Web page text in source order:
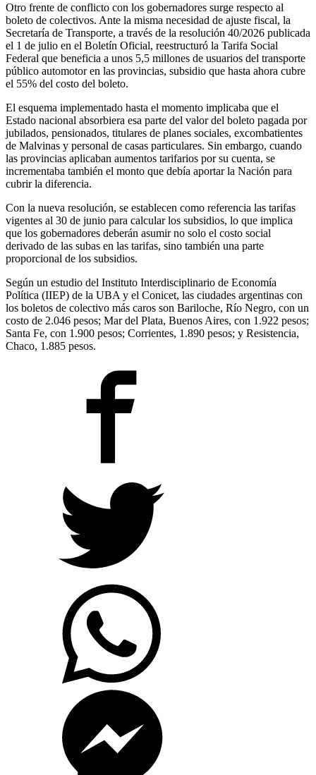
Otro frente de conflicto con los gobernadores surge respecto al
boleto de colectivos. Ante la misma necesidad de ajuste fiscal, la
Secretaría de Transporte, a través de la resolución 40/2026 publicada
el 1 de julio en el Boletín Oficial, reestructuró la Tarifa Social
Federal que beneficia a unos 5,5 millones de usuarios del transporte
público automotor en las provincias, subsidio que hasta ahora cubre
el 55% del costo del boleto.
El esquema implementado hasta el momento implicaba que el
Estado nacional absorbiera esa parte del valor del boleto pagada por
jubilados, pensionados, titulares de planes sociales, excombatientes
de Malvinas y personal de casas particulares. Sin embargo, cuando
las provincias aplicaban aumentos tarifarios por su cuenta, se
incrementaba también el monto que debía aportar la Nación para
cubrir la diferencia.
Con la nueva resolución, se establecen como referencia las tarifas
vigentes al 30 de junio para calcular los subsidios, lo que implica
que los gobernadores deberán asumir no solo el costo social
derivado de las subas en las tarifas, sino también una parte
proporcional de los subsidios.
Según un estudio del Instituto Interdisciplinario de Economía
Política (IIEP) de la UBA y el Conicet, las ciudades argentinas con
los boletos de colectivo más caros son Bariloche, Río Negro, con un
costo de 2.046 pesos; Mar del Plata, Buenos Aires, con 1.922 pesos;
Santa Fe, con 1.900 pesos; Corrientes, 1.890 pesos; y Resistencia,
Chaco, 1.885 pesos.